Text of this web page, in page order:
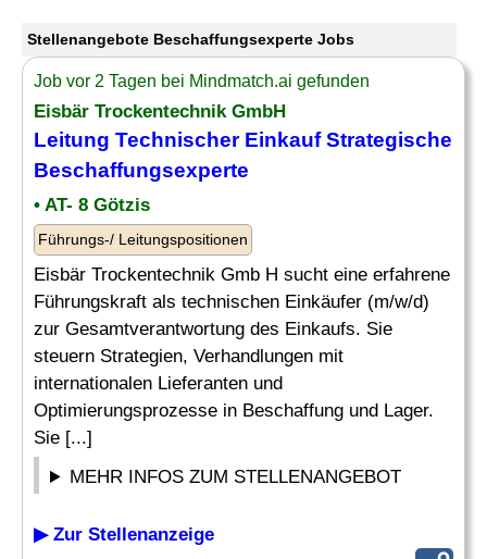
Stellenangebote Beschaffungsexperte Jobs
Job vor 2 Tagen bei Mindmatch.ai gefunden
Eisbär Trockentechnik GmbH
Leitung Technischer Einkauf Strategische
Beschaffungsexperte
• AT- 8 Götzis
Führungs-/ Leitungspositionen
Eisbär Trockentechnik Gmb H sucht eine erfahrene
Führungskraft als technischen Einkäufer (m/w/d)
zur Gesamtverantwortung des Einkaufs. Sie
steuern Strategien, Verhandlungen mit
internationalen Lieferanten und
Optimierungsprozesse in Beschaffung und Lager.
Sie [...]
MEHR INFOS ZUM STELLENANGEBOT
▶ Zur Stellenanzeige